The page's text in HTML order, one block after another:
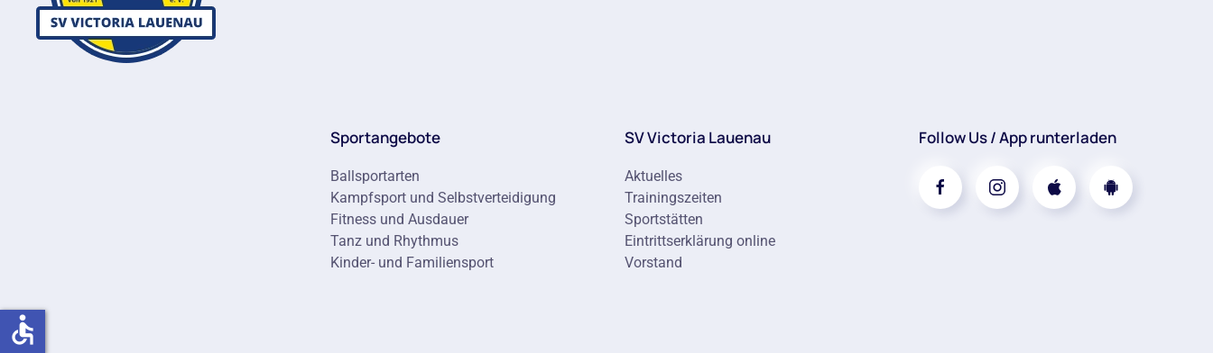
Sportangebote
Ballsportarten
Kampfsport und Selbstverteidigung
Fitness und Ausdauer
Tanz und Rhythmus
Kinder- und Familiensport
SV Victoria Lauenau
Aktuelles
Trainingszeiten
Sportstätten
Eintrittserklärung online
Vorstand
Follow Us / App runterladen
accessible